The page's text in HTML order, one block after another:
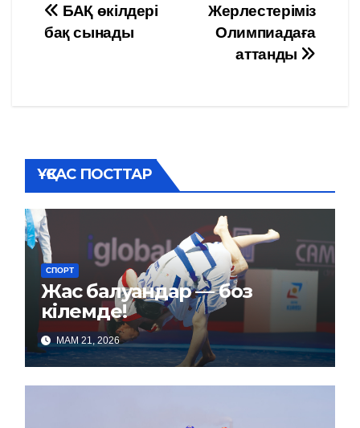
Навигация
по
Жерлестеріміз
Олимпиадаға
аттанды
БАҚ өкілдері
бақ сынады
ҰҚСАС ПОСТТАР
СПОРТ
Жас балуандар — боз
кілемде!
МАМ 21, 2026